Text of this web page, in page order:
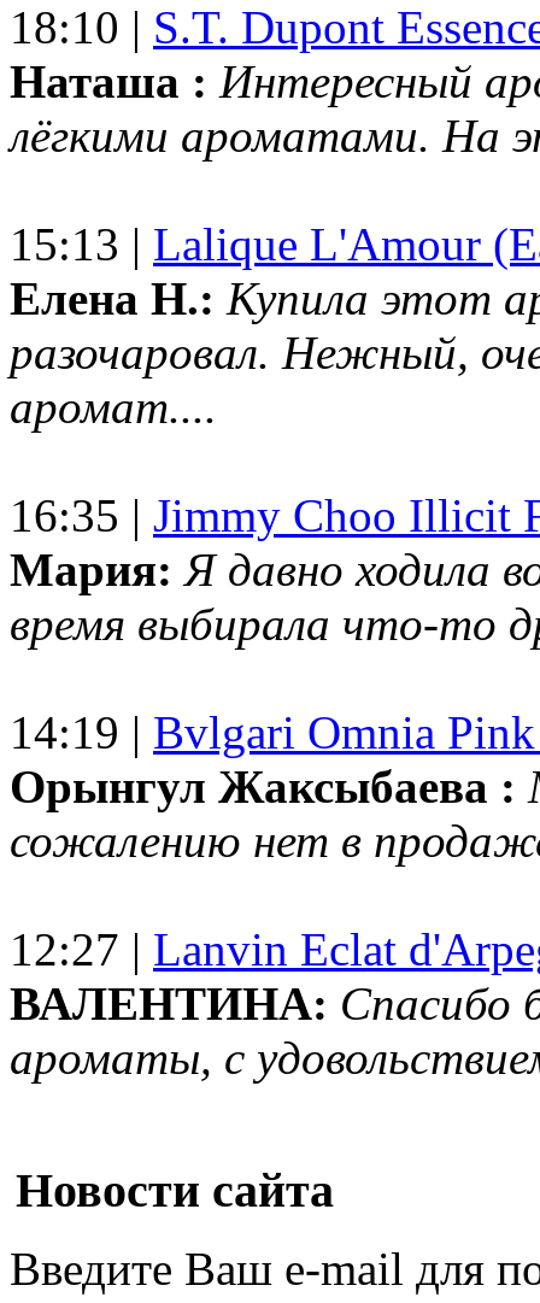
18:10 | S.T. Dupont
Наташа : Интересный
лёгкими ароматами. На
15:13 | Lalique L'Amour
Елена Н.: Купила этот
разочаровал. Нежный,
аромат....
16:35 | Jimmy Choo Illicit
Мария: Я давно ходила
время выбирала что-то
14:19 | Bvlgari Omnia
Орынгул Жаксыбаева :
сожалению нет в
12:27 | Lanvin Eclat
ВАЛЕНТИНА: Спасибо
ароматы, с
Новости сайта
Введите Ваш e-mail для